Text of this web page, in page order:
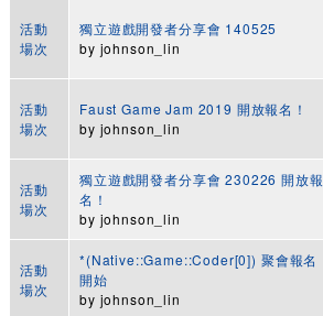
活動
場次
獨立遊戲開發者分享會 140525
by johnson_lin
活動
場次
Faust Game Jam 2019 開放報名！
by johnson_lin
活動
場次
獨立遊戲開發者分享會 230226 開放報
名！
by johnson_lin
活動
場次
*(Native::Game::Coder[0]) 聚會報名
開始
by johnson_lin